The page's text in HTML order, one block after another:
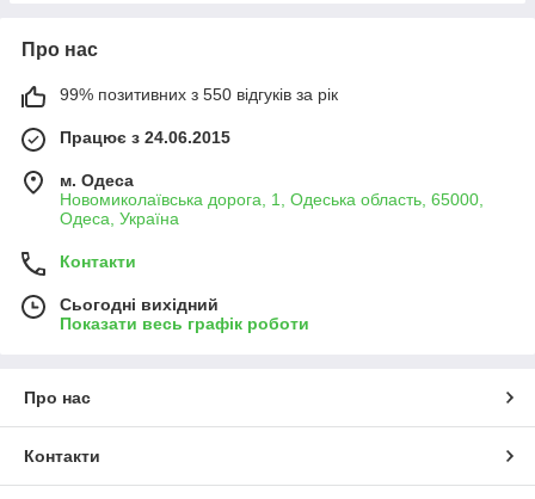
Про нас
99% позитивних з 550 відгуків за рік
Працює з 24.06.2015
м. Одеса
Новомиколаївська дорога, 1, Одеська область, 65000,
Одеса, Україна
Контакти
Сьогодні вихідний
Показати весь графік роботи
Про нас
Контакти